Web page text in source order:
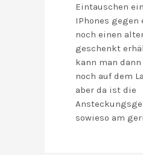
Eintauschen
IPhones gegen
noch einen
geschenkt
kann man
noch auf dem
aber da ist die
sowieso am